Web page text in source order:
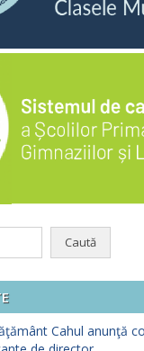
Cahul anunţă